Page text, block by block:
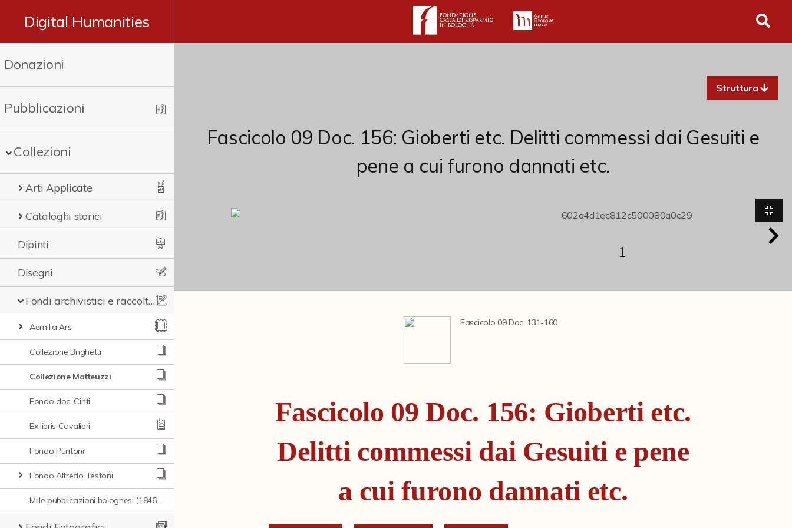
Digital Humanities
Donazioni
Pubblicazioni
Collezioni
Arti Applicate
Cataloghi storici
Dipinti
Disegni
Fondi archivistici e raccolte documentarie
Aemilia Ars
Collezione Brighetti
Collezione Matteuzzi
Fondo doc. Cinti
Ex libris Cavalieri
Fondo Puntoni
Fondo Alfredo Testoni
Mille pubblicazioni bolognesi (1846-1849)
Struttura
Fascicolo 09 Doc. 156: Gioberti etc. Delitti commessi dai Gesuiti e
pene a cui furono dannati etc.
1
Fascicolo 09 Doc. 131-160
Fascicolo 09 Doc. 156: Gioberti etc.
Delitti commessi dai Gesuiti e pene
a cui furono dannati etc.